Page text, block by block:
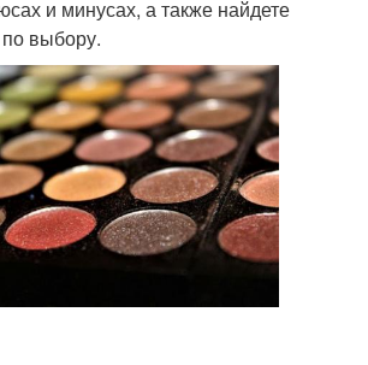
и минусах, а также найдете
выбору.